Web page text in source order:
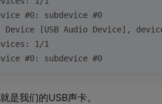
#0: subdevice #0
[USB Audio Device],
1/1
#0: subdevice #0
就是我们的USB声卡。